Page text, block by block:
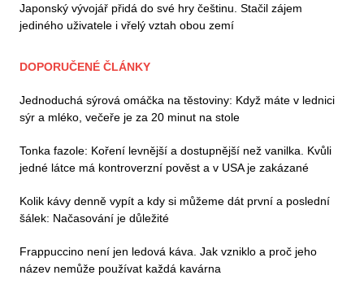
Japonský vývojář přidá do své hry češtinu. Stačil zájem
jediného uživatele i vřelý vztah obou zemí
DOPORUČENÉ ČLÁNKY
Jednoduchá sýrová omáčka na těstoviny: Když máte v lednici
sýr a mléko, večeře je za 20 minut na stole
Tonka fazole: Koření levnější a dostupnější než vanilka. Kvůli
jedné látce má kontroverzní pověst a v USA je zakázané
Kolik kávy denně vypít a kdy si můžeme dát první a poslední
šálek: Načasování je důležité
Frappuccino není jen ledová káva. Jak vzniklo a proč jeho
název nemůže používat každá kavárna